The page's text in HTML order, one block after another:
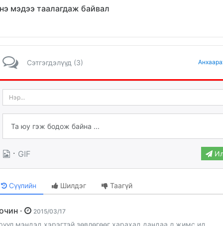
мэдээ таалагдаж байвал
Сэтгэгдэлүүд (3)
· GIF
Сүүлийн Шилдэг Таагүй
Зочин · 2015/03/17